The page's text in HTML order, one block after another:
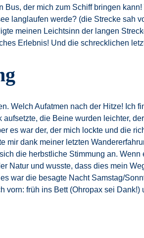
der mich zum Schiff bringen
langlaufen werde? (die Strecke sah
meinen Leichtsinn der langen
Erlebnis! Und die schrecklichen
Welch Aufatmen nach der Hitze! Ich
die Beine wurden leichter,
es war der, der mich lockte und die
mir dank meiner letzten
die herbstliche Stimmung an.
Natur und wusste, dass dies mein
war die besagte Nacht Samstag/
vorn: früh ins Bett (Ohropax sei